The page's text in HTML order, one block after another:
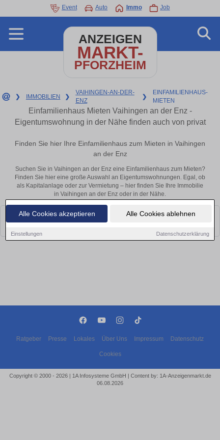
Alle Cookies akzeptieren Alle Cookies ablehnen
Einstellungen Datenschutzerklärung
Event Auto Immo Job
ANZEIGEN
MARKT-
PFORZHEIM
❯ IMMOBILIEN ❯
VAIHINGEN-AN-DER-
ENZ
❯
EINFAMILIENHAUS-
MIETEN
Einfamilienhaus Mieten Vaihingen an der Enz -
Eigentumswohnung in der Nähe finden auch von privat
Finden Sie hier Ihre Einfamilienhaus zum Mieten in Vaihingen
an der Enz
Suchen Sie in Vaihingen an der Enz eine Einfamilienhaus zum Mieten?
Finden Sie hier eine große Auswahl an Eigentumswohnungen. Egal, ob
als Kapitalanlage oder zur Vermietung – hier finden Sie Ihre Immobilie
in Vaihingen an der Enz oder in der Nähe.
Leider konnten wir derzeit keine passenden Objekte finden. Schauen Sie
Ratgeber Presse Lokales Über Uns Impressum Datenschutz
Cookies
Copyright © 2000 - 2026 | 1A Infosysteme GmbH | Content by: 1A-Anzeigenmarkt.de
06.08.2026